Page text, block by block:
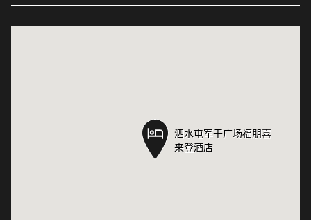
泗水屯军干广场福朋喜
来登酒店
泗水屯军干广场福朋喜
来登酒店